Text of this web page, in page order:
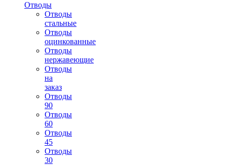
Отводы
Отводы
стальные
Отводы
оцинкованные
Отводы
нержавеющие
Отводы
на
заказ
Отводы
90
Отводы
60
Отводы
45
Отводы
30